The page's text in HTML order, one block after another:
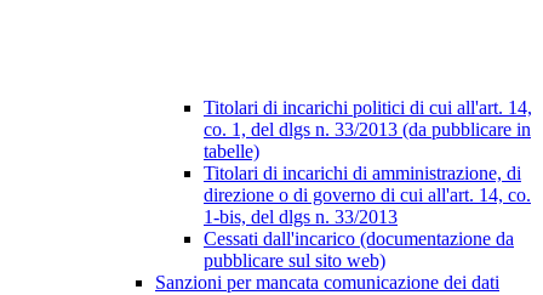
Titolari di incarichi politici di cui all'art. 14,
co. 1, del dlgs n. 33/2013 (da pubblicare in
tabelle)
Titolari di incarichi di amministrazione, di
direzione o di governo di cui all'art. 14, co.
1-bis, del dlgs n. 33/2013
Cessati dall'incarico (documentazione da
pubblicare sul sito web)
Sanzioni per mancata comunicazione dei dati